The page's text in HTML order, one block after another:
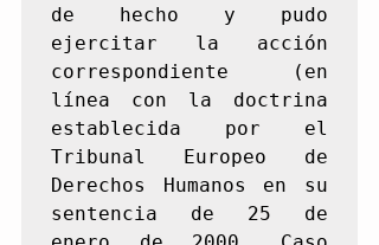
de hecho y pudo
ejercitar la acción
correspondiente (en
línea con la doctrina
establecida por el
Tribunal Europeo de
Derechos Humanos en su
sentencia de 25 de